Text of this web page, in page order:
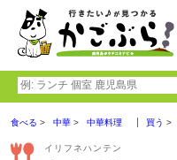
食べる 中華 中華料理 買う
イリフネハンテン